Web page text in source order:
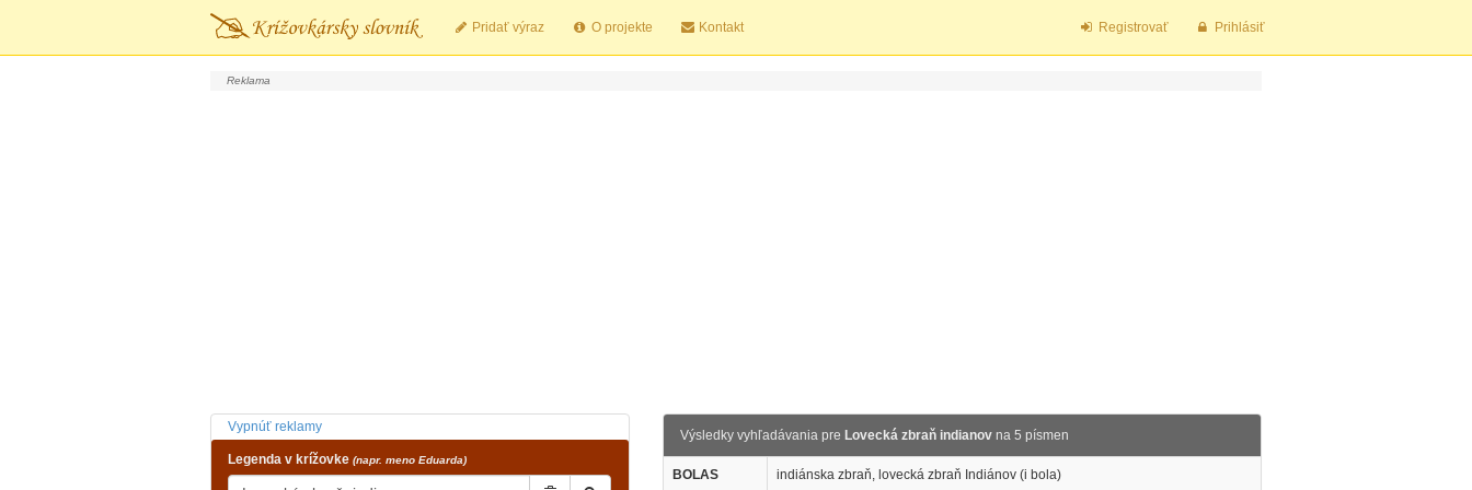
Pridať výraz O projekte Kontakt Registrovať Prihlásiť
Vypnúť reklamy
Legenda v krížovke (napr. meno Eduarda)
Výsledky vyhľadávania pre Lovecká zbraň indianovna 5 písmen
BOLAS indiánska zbraň, lovecká zbraň Indiánov (i bola)